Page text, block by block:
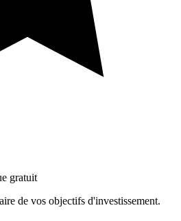
gratuit
de vos objectifs d'investissement.